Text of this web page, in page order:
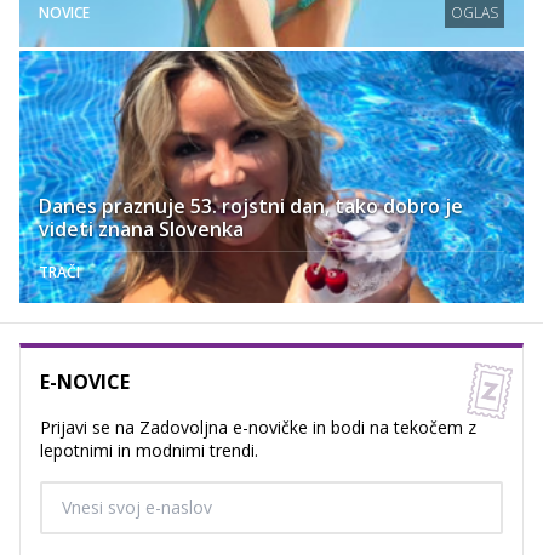
NOVICE OGLAS
Danes praznuje 53. rojstni dan, tako dobro je
videti znana Slovenka
TRAČI
E-NOVICE
Prijavi se na Zadovoljna e-novičke in bodi na tekočem z
lepotnimi in modnimi trendi.